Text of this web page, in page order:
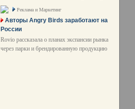
Реклама и Маркетинг
Авторы Angry Birds заработают на
России
Rovio рассказала о планах экспансии рынка
через парки и брендированную продукцию